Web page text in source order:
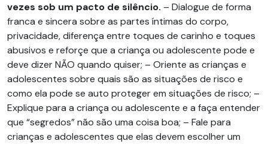
vezes sob um pacto de silêncio. – Dialogue de forma
franca e sincera sobre as partes íntimas do corpo,
privacidade, diferença entre toques de carinho e toques
abusivos e reforçe que a criança ou adolescente pode e
deve dizer NÃO quando quiser; – Oriente as crianças e
adolescentes sobre quais são as situações de risco e
como ela pode se auto proteger em situações de risco; –
Explique para a criança ou adolescente e a faça entender
que “segredos” não são uma coisa boa; – Fale para
crianças e adolescentes que elas devem escolher um